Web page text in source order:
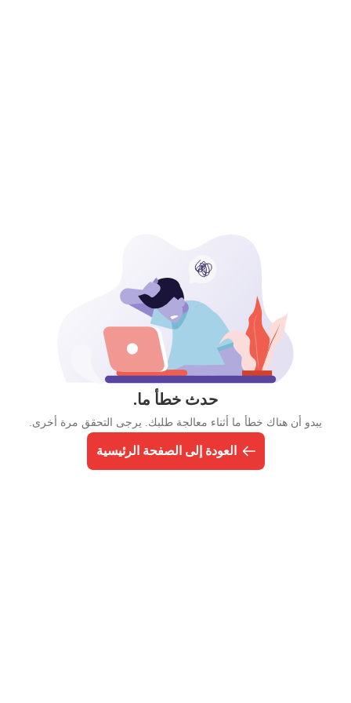
حدث خطأ ما.
يبدو أن هناك خطأ ما أثناء معالجة طلبك. يرجى التحقق مرة أخرى.
العودة إلى الصفحة الرئيسية